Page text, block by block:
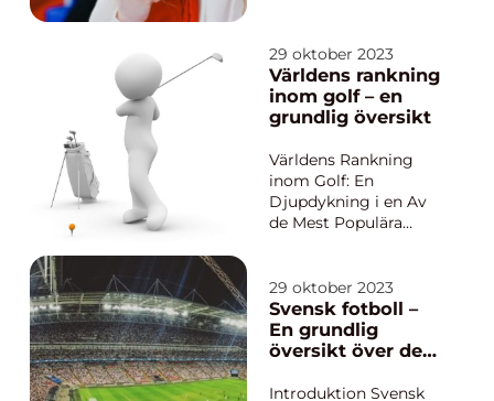
curlingspelarna från
hela världen.
Mästerskapet spelas
över en vecka och är
turnering som lockar
både
curlingentusiaster
och nya...
29 oktober 2023
Världens rankning
inom golf – en
grundlig översikt
Världens Rankning
inom Golf: En
Djupdykning i en Av
de Mest Populära
en av de mest älskade
och populära
sporterna runt om i
världen. Intresset för
under de senaste åren,
29 oktober 2023
Svensk fotboll –
En grundlig
översikt över den
fotbollskulturen
Introduktion Svensk